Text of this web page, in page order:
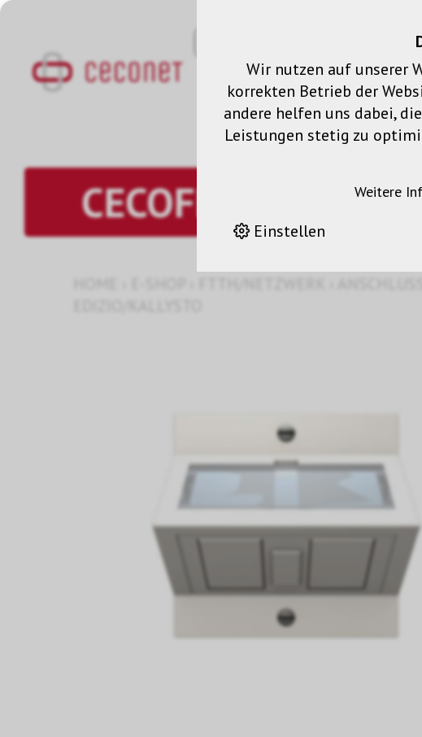
CECOFLEX
Wir nutzen auf unserer
korrekten Betrieb der
andere helfen uns dabei,
Leistungen stetig zu
Weitere
Einstellen